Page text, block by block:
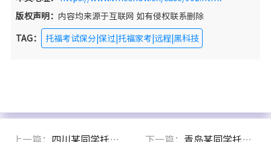
版权声明： 内容均来源于互联网 如有侵权联系删除
TAG： 托福考试保分|保过|托福家考|远程|黑科技
上一篇： 四川某同学托福代考出100分 下一篇： 青岛某同学托福考试保分出95